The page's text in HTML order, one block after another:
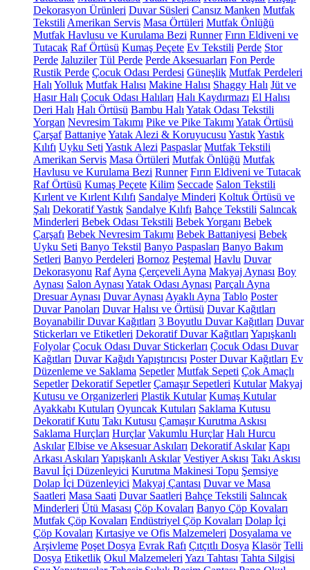
Dekorasyon Ürünleri Duvar Süsleri Cansız Manken Mutfak
Tekstili Amerikan Servis Masa Örtüleri Mutfak Önlüğü
Mutfak Havlusu ve Kurulama Bezi Runner Fırın Eldiveni ve
Tutacak Raf Örtüsü Kumaş Peçete Ev Tekstili Perde Stor
Perde Jaluziler Tül Perde Perde Aksesuarları Fon Perde
Rustik Perde Çocuk Odası Perdesi Güneşlik Mutfak Perdeleri
Halı Yolluk Mutfak Halısı Makine Halısı Shaggy Halı Jüt ve
Hasır Halı Çocuk Odası Halıları Halı Kaydırmazı El Halısı
Deri Halı Halı Örtüsü Bambu Halı Yatak Odası Tekstili
Yorgan Nevresim Takımı Pike ve Pike Takımı Yatak Örtüsü
Çarşaf BattaniyeYatak Alezi & Koruyucusu YastıkYastık
Kılıfı Uyku Seti Yastık Alezi Paspaslar Mutfak Tekstili
Amerikan Servis Masa Örtüleri Mutfak Önlüğü Mutfak
Havlusu ve Kurulama Bezi Runner Fırın Eldiveni ve Tutacak
Raf Örtüsü Kumaş Peçete Kilim Seccade Salon Tekstili
Kırlent ve Kırlent Kılıfı Sandalye Minderi Koltuk Örtüsü ve
Şalı Dekoratif Yastık Sandalye Kılıfı Bahçe Tekstili Salıncak
Minderleri Bebek Odası Tekstili Bebek Yorganı Bebek
Çarşafı Bebek Nevresim Takımı Bebek Battaniyesi Bebek
Uyku Seti Banyo Tekstil Banyo Paspasları Banyo Bakım
Setleri Banyo Perdeleri Bornoz Peştemal Havlu Duvar
Dekorasyonu Raf Ayna Çerçeveli Ayna Makyaj Aynası Boy
Aynası Salon Aynası Yatak Odası Aynası Parçalı Ayna
Dresuar Aynası Duvar Aynası Ayaklı Ayna Tablo Poster
Duvar Panoları Duvar Halısı ve Örtüsü Duvar Kağıtları
Boyanabilir Duvar Kağıtları 3 Boyutlu Duvar Kağıtları Duvar
Stickerları ve Etiketleri Dekoratif Duvar Kağıtları Yapışkanlı
Folyolar Çocuk Odası Duvar Stickerları Çocuk Odası Duvar
Kağıtları Duvar Kağıdı Yapıştırıcısı Poster Duvar Kağıtları Ev
Düzenleme ve Saklama Sepetler Mutfak Sepeti Çok Amaçlı
Sepetler Dekoratif Sepetler Çamaşır Sepetleri Kutular Makyaj
Kutusu ve Organizerleri Plastik Kutular Kumaş Kutular
Ayakkabı Kutuları Oyuncak Kutuları Saklama Kutusu
Dekoratif Kutu Takı Kutusu Çamaşır Kurutma Askısı
Saklama Hurçları Hurçlar Vakumlu Hurçlar Halı Hurcu
Askılar Elbise ve Aksesuar Askıları Dekoratif Askılar Kapı
Arkası Askıları Yapışkanlı Askılar Vestiyer Askısı Takı Askısı
Bavul İçi Düzenleyici Kurutma Makinesi Topu Şemsiye
Dolap İçi Düzenleyici Makyaj Çantası Duvar ve Masa
Saatleri Masa Saati Duvar Saatleri Bahçe Tekstili Salıncak
Minderleri Ütü Masası Çöp Kovaları Banyo Çöp Kovaları
Mutfak Çöp Kovaları Endüstriyel Çöp Kovaları Dolap İçi
Çöp Kovaları Kırtasiye ve Ofis Malzemeleri Dosyalama ve
Arşivleme Poşet Dosya Evrak Rafı Çıtçıtlı Dosya Klasör Telli
Dosya Etiketlik Okul Malzemeleri Yazı Tahtası Tahta Silgisi